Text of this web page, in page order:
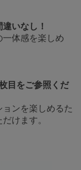
いなし！
体感を楽しめ
目をご参照くだ
ンを楽しめるた
けます。